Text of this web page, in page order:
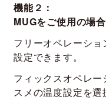
機能２：
MUGをご使用の場合
フリーオペレーシ
設定できます。
フィックスオペレ
スメの温度設定を選